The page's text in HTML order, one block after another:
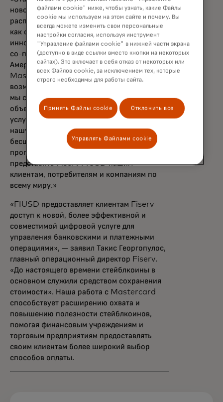
новой эры, где стейблкоины так же
распространены и пользуются доверием,
как фиатные валюты, стимулируя выбор и
инновации для всех», — сказал Чиро Айкат,
со-президент Mastercard по вопросам
Америки. «Используя возможности сети
Mastercard, а также наши глубокие
возможности в области цифровых активов,
мы создаём надёжную экосистему, которая
объединяет традиционные финансовые
услуги с цифровыми активами. Опираясь на
нашу приверженность обеспечению
бесшовных, безопасных и
программируемых транзакций, мы рады
представить Fiserv FIUSD нашим
клиентам, потребителям и компаниям по
всему миру.»
«FIUSD предоставляет клиентам Fiserv
доступ к новой, более эффективной и
совместимой цифровой услуге для
управления банковскими и платежными
операциями», — заявил Такис Георгопулос,
главный операционный директор Fiserv.
«До настоящего времени стейблкоины в
основном служили средством сохранения
стоимости». Наша работа с Mastercard
способствует расширению охвата и
повышению полезности стейблкоинов,
помогая финансовым учреждениям и
торговым предприятиям предоставлять
своим клиентам более широкий выбор
способов оплаты.
файлами cookie" ниже, чтобы узнать, какие Файлы
cookie мы используем на этом сайте и почему. Вы
всегда можете изменить свои персональные
настройки согласия, используя инструмент
"Управление файлами cookie" в нижней части экрана
(доступно в виде ссылки вместо кнопки на некоторых
сайтах). Это включает в себя отказ от некоторых или
всех Файлов cookie, за исключением тех, которые
строго необходимы для работы сайта.
Принять Файлы cookie Отклонить все
Управлять Файлами cookie